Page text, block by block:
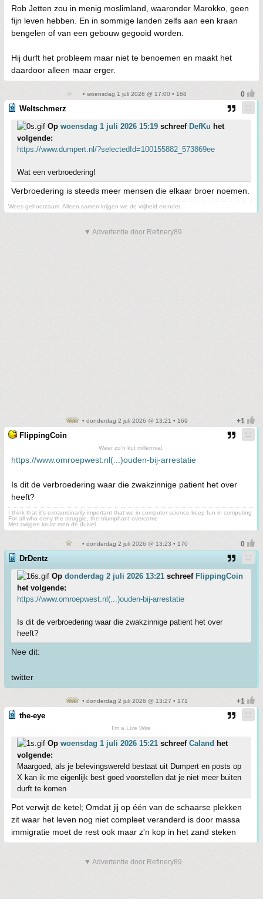
Rob Jetten zou in menig moslimland, waaronder Marokko, geen
fijn leven hebben. En in sommige landen zelfs aan een kraan
bengelen of van een gebouw gegooid worden.
Hij durft het probleem maar niet te benoemen en maakt het
daardoor alleen maar erger.
• woensdag 1 juli 2026 @ 17:00 • 168
Weltschmerz
Op woensdag 1 juli 2026 15:19 schreef DefKu het
volgende:
https://www.dumpert.nl/?selectedId=100155882_573869ee
Wat een verbroedering!
Verbroedering is steeds meer mensen die elkaar broer noemen.
Wees gehoorzaam. Alleen samen krijgen we de vrijheid eronder.
▼ Advertentie door Refinery89
• donderdag 2 juli 2026 @ 13:21 • 169
FlippingCoin
Weer zo'n kut millennial.
https://www.omroepwest.nl(...)ouden-bij-arrestatie
Is dit de verbroedering waar die zwakzinnige patient het over
heeft?
I think that it’s extraordinarily important that we in computer science keep fun in computing
For all who deny the struggle, the triumphant overcome
Met zwijgen kruist men de duivel
• donderdag 2 juli 2026 @ 13:23 • 170
DrDentz
Op donderdag 2 juli 2026 13:21 schreef FlippingCoin
het volgende:
https://www.omroepwest.nl(...)ouden-bij-arrestatie
Is dit de verbroedering waar die zwakzinnige patient het over
heeft?
Nee dit:
twitter
• donderdag 2 juli 2026 @ 13:27 • 171
the-eye
I'm a Live Wire
Op woensdag 1 juli 2026 15:21 schreef Caland het
volgende:
Maargoed, als je belevingswereld bestaat uit Dumpert en posts op
X kan ik me eigenlijk best goed voorstellen dat je niet meer buiten
durft te komen
Pot verwijt de ketel; Omdat jij op één van de schaarse plekken
zit waar het leven nog niet compleet veranderd is door massa
immigratie moet de rest ook maar z'n kop in het zand steken
▼ Advertentie door Refinery89